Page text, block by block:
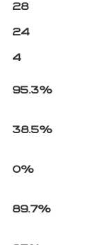
28
24
4
95.3%
38.5%
0%
89.7%